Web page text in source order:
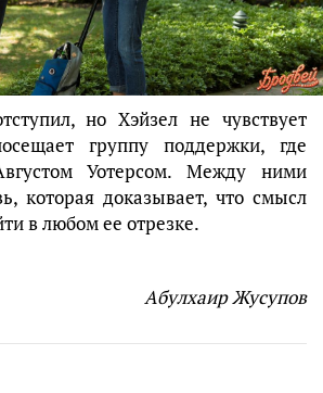
но Хэйзел не чувствует
группу поддержки, где
Уотерсом. Между ними
которая доказывает, что смысл
в любом ее отрезке.
Абулхаир Жусупов